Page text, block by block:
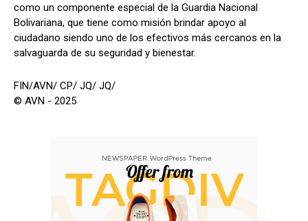
como un componente especial de la Guardia Nacional
Bolivariana, que tiene como misión brindar apoyo al
ciudadano siendo uno de los efectivos más cercanos en la
salvaguarda de su seguridad y bienestar.
FIN/AVN/ CP/ JQ/ JQ/
© AVN - 2025